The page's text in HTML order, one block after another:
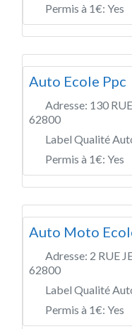
Permis à 1€: Yes
Auto Ecole Ppc
Adresse: 130
62800
Label Qualité
Permis à 1€: Yes
Auto Moto
Adresse: 2 RUE
62800
Label Qualité
Permis à 1€: Yes